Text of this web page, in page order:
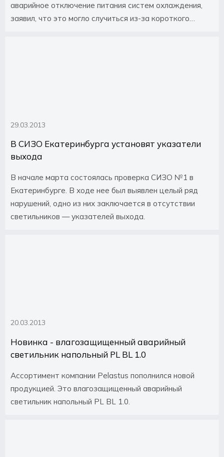
аварийное отключение питания систем охлаждения,
заявил, что это могло случиться из-за короткого
29.03.2013
В СИЗО Екатеринбурга установят указатели
выхода
В начале марта состоялась проверка СИЗО №1 в
Екатеринбурге. В ходе нее был выявлен целый ряд
нарушений, одно из них заключается в отсутствии
светильников — указателей выхода.
20.03.2013
Новинка - влагозащищенный аварийный
светильник напольный PL BL 1.0
Ассортимент компании Pelastus пополнился новой
продукцией. Это влагозащищенный аварийный
светильник напольный PL BL 1.0.